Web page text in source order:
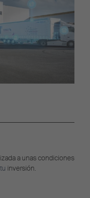
a unas condiciones
inversión.